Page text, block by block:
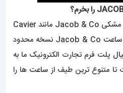
الماس مشکی Jacob & Co مانند Cavier
ساعت
Jacob & Co نسخه محدود
پلت فرم تجارت الکترونیک ما به
متنوع ترین طیف از ساعت ها را